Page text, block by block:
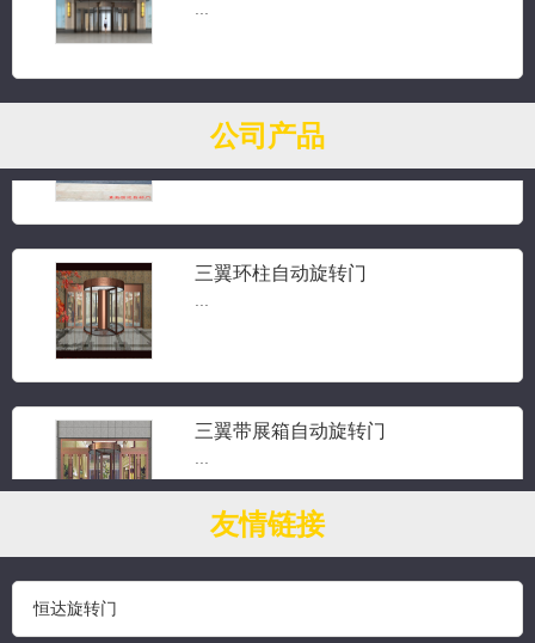
公司产品
三翼手动旋转门
三翼旋转门...
三翼环柱自动旋转门
三翼带展箱自动旋转门
钻石水晶旋转门
友情链接
恒达旋转门